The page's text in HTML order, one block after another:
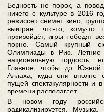
Бедность не порок, а
ничего о культуре в 2016
режиссёр снимет кино,
выиграет что-то, кому-то
произойдёт, игры победят
порно. Самый крупный
Олимпиады в Рио. Летние
национальную гордость,
Главное, чтобы до Южной
Аллаха, куда они вполне
пущей спектакулярности
времени располагает.
В новом году
радикализируется.